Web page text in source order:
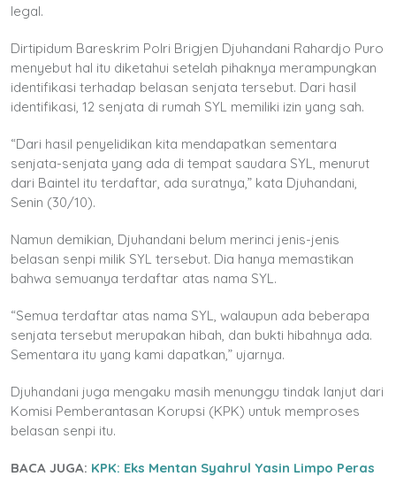
legal.
Dirtipidum Bareskrim Polri Brigjen Djuhandani Rahardjo Puro
menyebut hal itu diketahui setelah pihaknya merampungkan
identifikasi terhadap belasan senjata tersebut. Dari hasil
identifikasi, 12 senjata di rumah SYL memiliki izin yang sah.
“Dari hasil penyelidikan kita mendapatkan sementara
senjata-senjata yang ada di tempat saudara SYL, menurut
dari Baintel itu terdaftar, ada suratnya,” kata Djuhandani,
Senin (30/10).
Namun demikian, Djuhandani belum merinci jenis-jenis
belasan senpi milik SYL tersebut. Dia hanya memastikan
bahwa semuanya terdaftar atas nama SYL.
“Semua terdaftar atas nama SYL, walaupun ada beberapa
senjata tersebut merupakan hibah, dan bukti hibahnya ada.
Sementara itu yang kami dapatkan,” ujarnya.
Djuhandani juga mengaku masih menunggu tindak lanjut dari
Komisi Pemberantasan Korupsi (KPK) untuk memproses
belasan senpi itu.
BACA JUGA: KPK: Eks Mentan Syahrul Yasin Limpo Peras